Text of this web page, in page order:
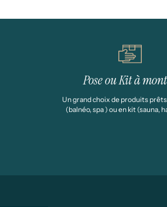
Pose ou Kit à
Un grand choix de produits prêts
(balnéo, spa ) ou en kit (sauna,